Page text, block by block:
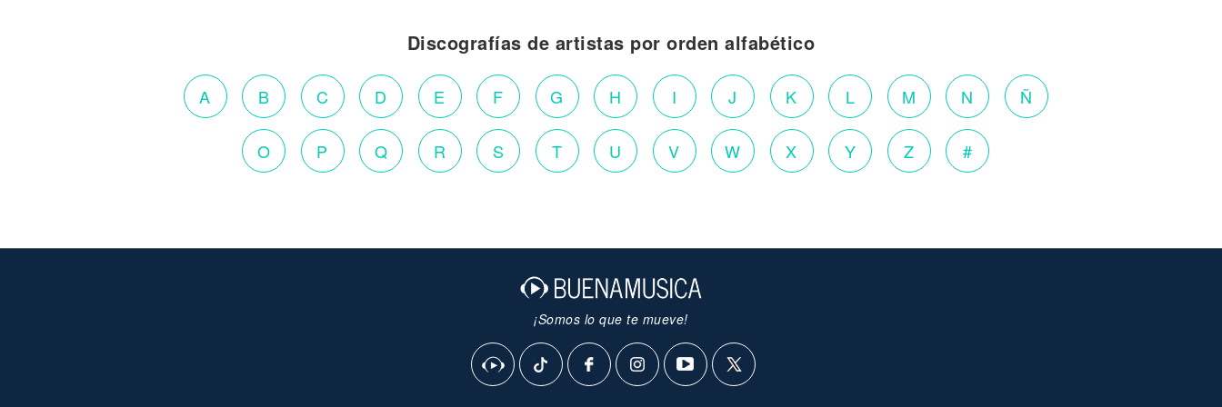
Discografías de artistas por orden alfabético
A B C D E F G H I J K L M N Ñ
O P Q R S T U V W X Y Z #
¡Somos lo que te mueve!